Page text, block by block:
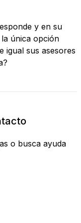
y en su
única opción
igual sus asesores
o busca ayuda